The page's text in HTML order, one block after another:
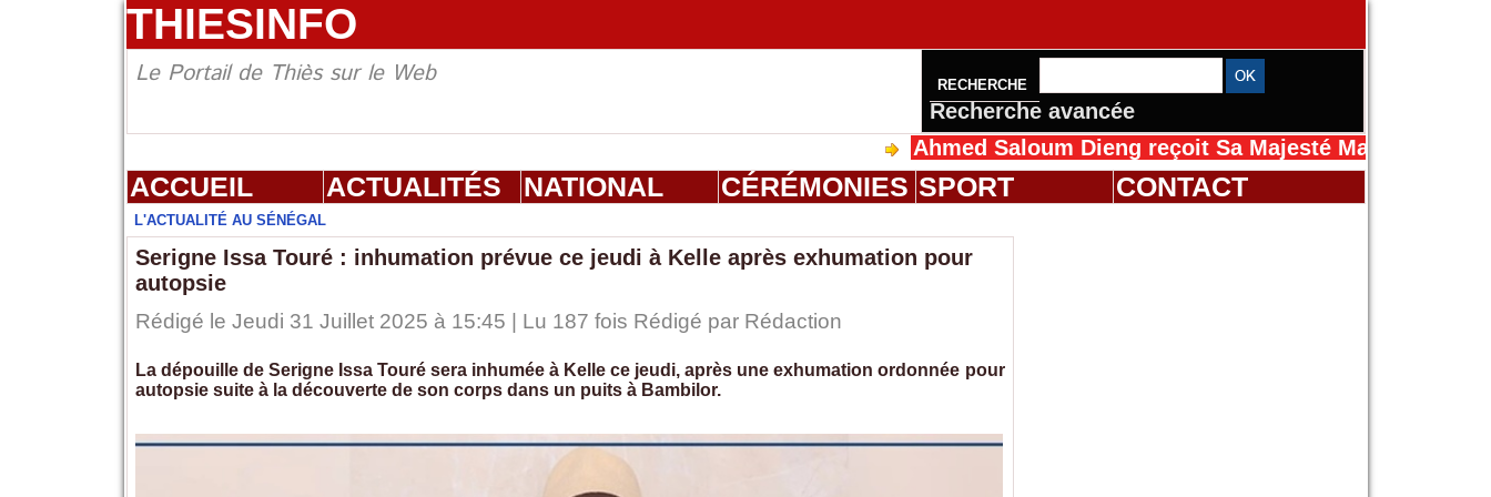
THIESINFO
Le Portail de Thiès sur le Web RECHERCHE
Recherche avancée
Ahmed Saloum Dieng reçoit Sa Majesté Mansah Cissé au
ACCUEIL ACTUALITÉS NATIONAL CÉRÉMONIES SPORT CONTACT
L'ACTUALITÉ AU SÉNÉGAL
Serigne Issa Touré : inhumation prévue ce jeudi à Kelle après exhumation pour
autopsie
Rédigé le Jeudi 31 Juillet 2025 à 15:45 | Lu 187 fois Rédigé par Rédaction
La dépouille de Serigne Issa Touré sera inhumée à Kelle ce jeudi, après une exhumation ordonnée pour
autopsie suite à la découverte de son corps dans un puits à Bambilor.